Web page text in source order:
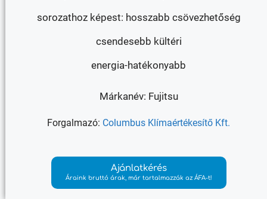
sorozathoz képest: hosszabb csövezhetőség
csendesebb kültéri
energia-hatékonyabb
Márkanév: Fujitsu
Forgalmazó: Columbus Klímaértékesítő Kft.
Ajánlatkérés
Áraink bruttó árak, már tartalmazzák az ÁFA-t!